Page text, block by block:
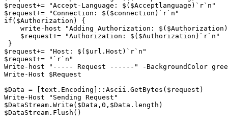
$request+= "Accept-Language: $($Acceptlanguage)`r`n"
$request+= "Connection: $($connection)`r`n"
if($Authorization) {
write-host "Adding Authorization:
    $request+= "Authorization: $($Authorization)`r`n"
}
$request+= "Host: $($url.Host)`r`n"
$request+= "`r`n"
Write-host "----- Request ------" -BackgroundColor
Write-Host $Request
$Data = [text.Encoding]::Ascii.GetBytes($request)
Write-Host "Sending Request"
$DataStream.Write($Data,0,$Data.length)
$DataStream.Flush()